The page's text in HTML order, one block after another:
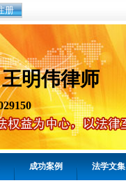
册
明伟律师
成功案例 法学文集